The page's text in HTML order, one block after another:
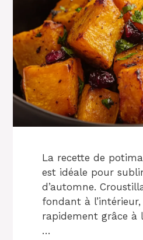
La recette de
est idéale pour
d’automne.
fondant à
rapidement grâce à
…